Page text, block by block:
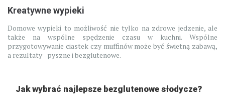
Kreatywne wypieki
Domowe wypieki to możliwość nie tylko na zdrowe jedzenie, ale
także na wspólne spędzenie czasu w kuchni. Wspólne
przygotowywanie ciastek czy muffinów może być świetną zabawą,
a rezultaty - pyszne i bezglutenowe.
Jak wybrać najlepsze bezglutenowe słodycze?